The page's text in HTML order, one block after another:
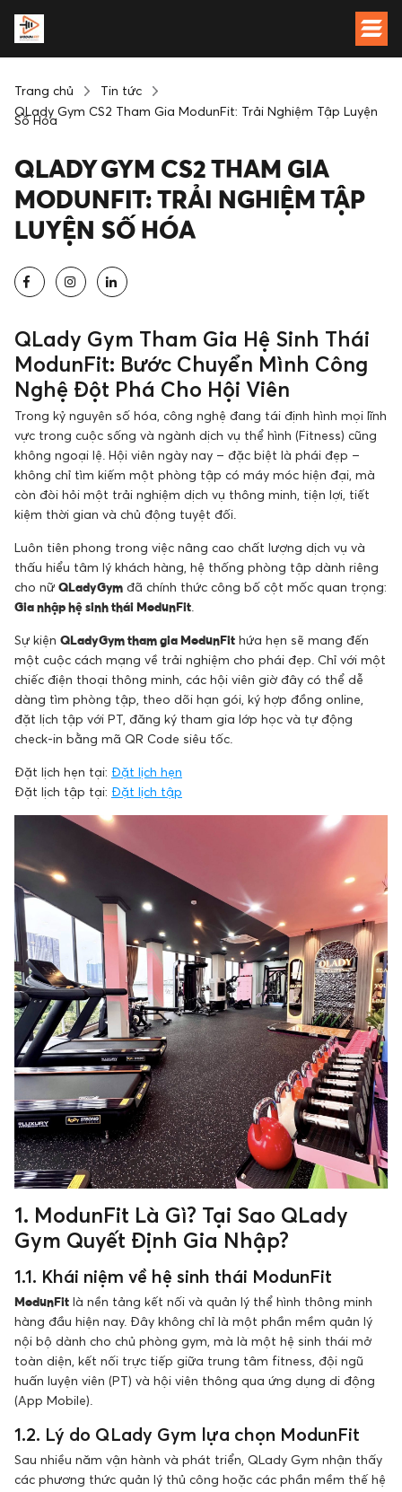
Trang chủ
Tin tức
QLady Gym CS2 Tham Gia ModunFit: Trải Nghiệm Tập Luyện
Số Hóa
QLADY GYM CS2 THAM GIA
MODUNFIT: TRẢI NGHIỆM TẬP
LUYỆN SỐ HÓA
QLady Gym Tham Gia Hệ Sinh Thái
ModunFit: Bước Chuyển Mình Công
Nghệ Đột Phá Cho Hội Viên
Trong kỷ nguyên số hóa, công nghệ đang tái định hình mọi lĩnh
vực trong cuộc sống và ngành dịch vụ thể hình (Fitness) cũng
không ngoại lệ. Hội viên ngày nay – đặc biệt là phái đẹp –
không chỉ tìm kiếm một phòng tập có máy móc hiện đại, mà
còn đòi hỏi một trải nghiệm dịch vụ thông minh, tiện lợi, tiết
kiệm thời gian và chủ động tuyệt đối.
Luôn tiên phong trong việc nâng cao chất lượng dịch vụ và
thấu hiểu tâm lý khách hàng, hệ thống phòng tập dành riêng
cho nữ QLady Gym đã chính thức công bố cột mốc quan trọng:
Gia nhập hệ sinh thái ModunFit
Sự kiện QLady Gym tham gia ModunFit hứa hẹn sẽ mang đến
một cuộc cách mạng về trải nghiệm cho phái đẹp. Chỉ với một
chiếc điện thoại thông minh, các hội viên giờ đây có thể dễ
dàng tìm phòng tập, theo dõi hạn gói, ký hợp đồng online,
đặt lịch tập với PT, đăng ký tham gia lớp học và tự động
check-in bằng mã QR Code siêu tốc.
Đặt lịch hẹn tại: Đặt lịch hẹn
Đặt lịch tập tại: Đặt lịch tập
1. ModunFit Là Gì? Tại Sao QLady
Gym Quyết Định Gia Nhập?
1.1. Khái niệm về hệ sinh thái ModunFit
ModunFit là nền tảng kết nối và quản lý thể hình thông minh
hàng đầu hiện nay. Đây không chỉ là một phần mềm quản lý
nội bộ dành cho chủ phòng gym, mà là một hệ sinh thái mở
toàn diện, kết nối trực tiếp giữa trung tâm fitness, đội ngũ
huấn luyện viên (PT) và hội viên thông qua ứng dụng di động
(App Mobile).
1.2. Lý do QLady Gym lựa chọn ModunFit
Sau nhiều năm vận hành và phát triển, QLady Gym nhận thấy
các phương thức quản lý thủ công hoặc các phần mềm thế hệ